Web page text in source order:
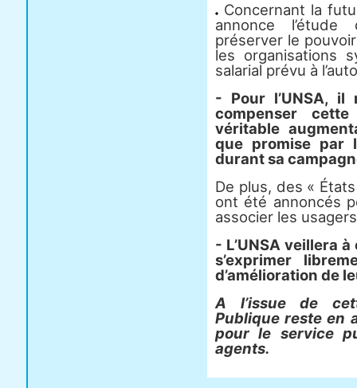
Concernant la
annonce
préserver le
les organisations
salarial prévu à
- Pour l’UNSA, il
compenser
véritable
que promise par
durant sa
De plus, des «
ont été annoncés
associer les
- L’UNSA veillera
s’exprimer
d’amélioration de
A l’issue de
Publique reste en
pour le service
agents.